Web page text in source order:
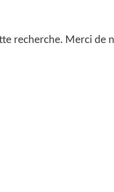
recherche. Merci de